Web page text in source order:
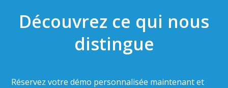
Découvrez ce qui nous
distingue
Réservez votre démo personnalisée maintenant et